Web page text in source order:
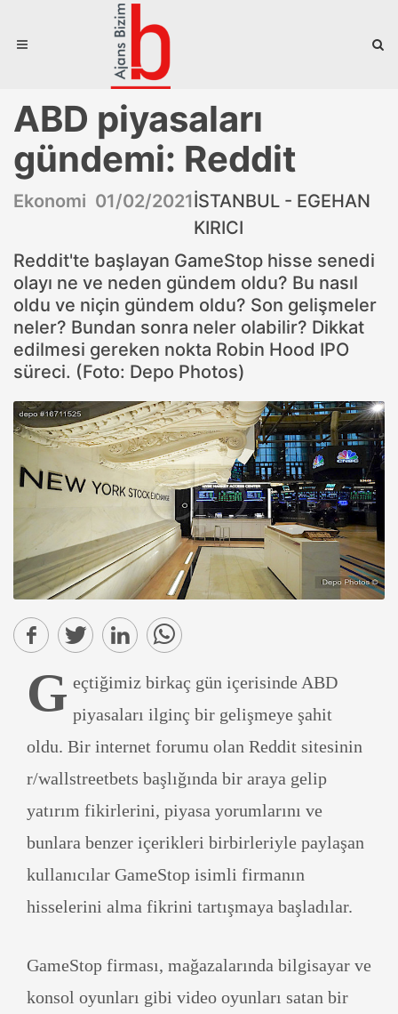
ABD piyasaları
gündemi: Reddit
Ekonomi 01/02/2021İSTANBUL - EGEHAN
KIRICI
Reddit'te başlayan GameStop hisse senedi
olayı ne ve neden gündem oldu? Bu nasıl
oldu ve niçin gündem oldu? Son gelişmeler
neler? Bundan sonra neler olabilir? Dikkat
edilmesi gereken nokta Robin Hood IPO
süreci. (Foto: Depo Photos)
G eçtiğimiz birkaç gün içerisinde ABD
piyasaları ilginç bir gelişmeye şahit
oldu. Bir internet forumu olan Reddit sitesinin
r/wallstreetbets başlığında bir araya gelip
yatırım fikirlerini, piyasa yorumlarını ve
bunlara benzer içerikleri birbirleriyle paylaşan
kullanıcılar GameStop isimli firmanın
hisselerini alma fikrini tartışmaya başladılar.
GameStop firması, mağazalarında bilgisayar ve
konsol oyunları gibi video oyunları satan bir